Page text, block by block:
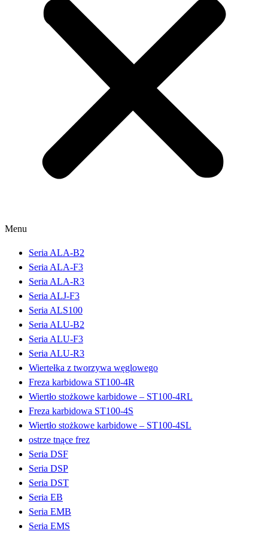
Menu
Seria ALA-B2
Seria ALA-F3
Seria ALA-R3
Seria ALJ-F3
Seria ALS100
Seria ALU-B2
Seria ALU-F3
Seria ALU-R3
Wiertełka z tworzywa węglowego
Freza karbidowa ST100-4R
Wiertło stożkowe karbidowe – ST100-4RL
Freza karbidowa ST100-4S
Wiertło stożkowe karbidowe – ST100-4SL
ostrze tnące frez
Seria DSF
Seria DSP
Seria DST
Seria EB
Seria EMB
Seria EMS